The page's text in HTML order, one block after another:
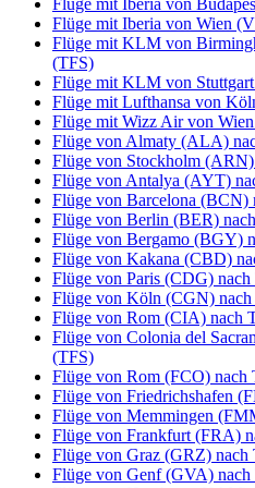
Flüge mit Iberia von
Flüge mit Iberia von Wien
Flüge mit KLM von
(TFS)
Flüge mit KLM von
Flüge mit Lufthansa von
Flüge mit Wizz Air von
Flüge von Almaty (ALA)
Flüge von Stockholm
Flüge von Antalya (AYT)
Flüge von Barcelona (BCN)
Flüge von Berlin (BER)
Flüge von Bergamo (BGY)
Flüge von Kakana (CBD)
Flüge von Paris (CDG)
Flüge von Köln (CGN)
Flüge von Rom (CIA) nach
Flüge von Colonia del
(TFS)
Flüge von Rom (FCO) nach
Flüge von Friedrichshafen
Flüge von Memmingen
Flüge von Frankfurt (FRA)
Flüge von Graz (GRZ) nach
Flüge von Genf (GVA)